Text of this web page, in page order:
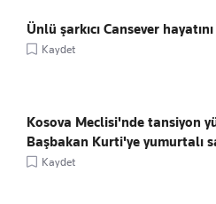
Ünlü şarkıcı Cansever
Kaydet
Kosova Meclisi'nde tansiyon
Başbakan Kurti'ye yumurtalı
Kaydet